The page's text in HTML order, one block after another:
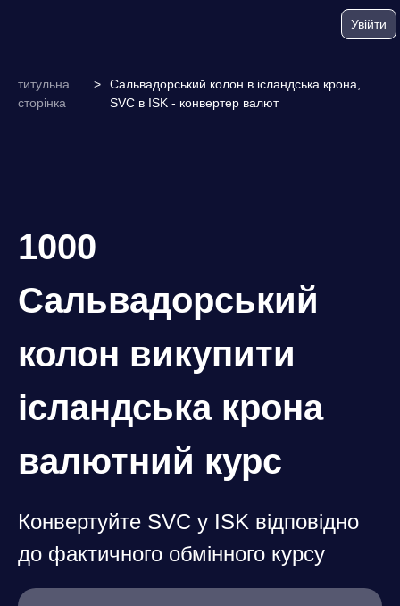
Увійти
титульна
сторінка
>
Сальвадорський колон в ісландська крона,
SVC в ISK - конвертер валют
1000
Сальвадорський
колон викупити
ісландська крона
валютний курс
Конвертуйте SVC у ISK відповідно
до фактичного обмінного курсу